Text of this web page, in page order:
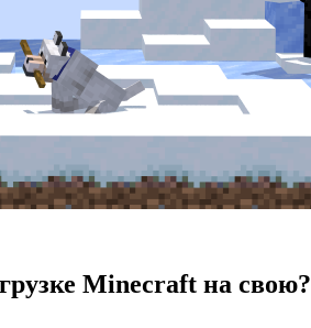
Minecraft на свою?